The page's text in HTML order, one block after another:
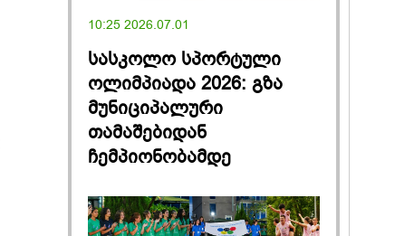
10:25 2026.07.01
სასკოლო სპორტული
ოლიმპიადა 2026: გზა
მუნიციპალური
თამაშებიდან
ჩემპიონობამდე